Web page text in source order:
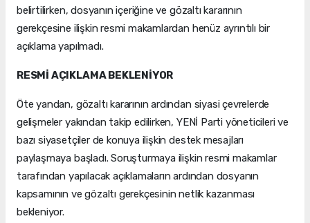
belirtilirken, dosyanın içeriğine ve gözaltı kararının
gerekçesine ilişkin resmi makamlardan henüz ayrıntılı bir
açıklama yapılmadı.
RESMİ AÇIKLAMA BEKLENİYOR
Öte yandan, gözaltı kararının ardından siyasi çevrelerde
gelişmeler yakından takip edilirken, YENİ Parti yöneticileri ve
bazı siyasetçiler de konuya ilişkin destek mesajları
paylaşmaya başladı. Soruşturmaya ilişkin resmi makamlar
tarafından yapılacak açıklamaların ardından dosyanın
kapsamının ve gözaltı gerekçesinin netlik kazanması
bekleniyor.